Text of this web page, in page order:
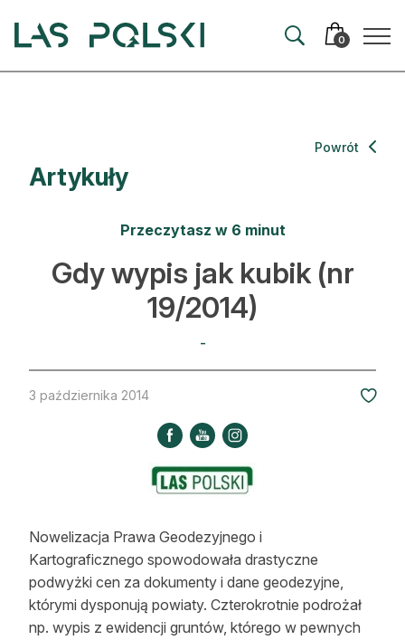
0
Artykuły
Hodowla lasu
Ochrona lasu
Nowe technologie
Leśnik na zakupach
Z zagranicy
Edukacja
Artykuły
Powrót
Przeczytasz w 6 minut
Gdy wypis jak kubik (nr
19/2014)
-
3 października 2014
Nowelizacja Prawa Geodezyjnego i
Kartograficznego spowodowała drastyczne
podwyżki cen za dokumenty i dane geodezyjne,
którymi dysponują powiaty. Czterokrotnie podrożał
np. wypis z ewidencji gruntów, którego w pewnych